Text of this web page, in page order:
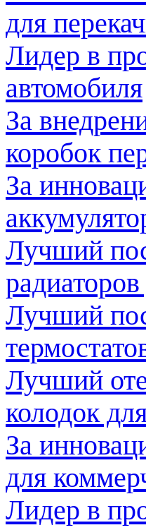
для
Лидер в
автомобиля
За
коробок
За
Лучший
Лучший
Лучший
колодок
За
для
Лидер в